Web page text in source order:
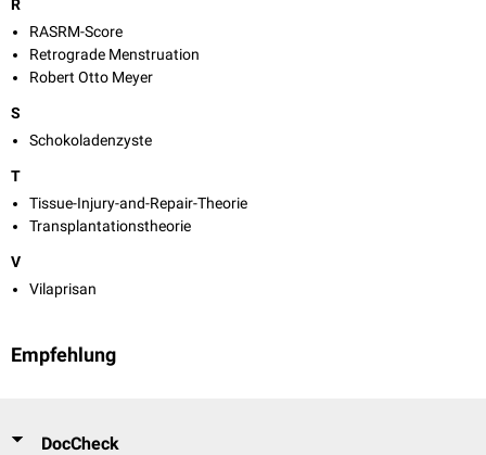
R
RASRM-Score
Retrograde Menstruation
Robert Otto Meyer
S
Schokoladenzyste
T
Tissue-Injury-and-Repair-Theorie
Transplantationstheorie
V
Vilaprisan
Empfehlung
DocCheck